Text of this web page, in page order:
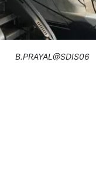
B.PRAYAL@SDIS06